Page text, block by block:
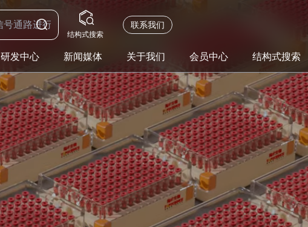
结构式搜索
联系我们
研发中心 新闻媒体 关于我们 会员中心 结构式搜索